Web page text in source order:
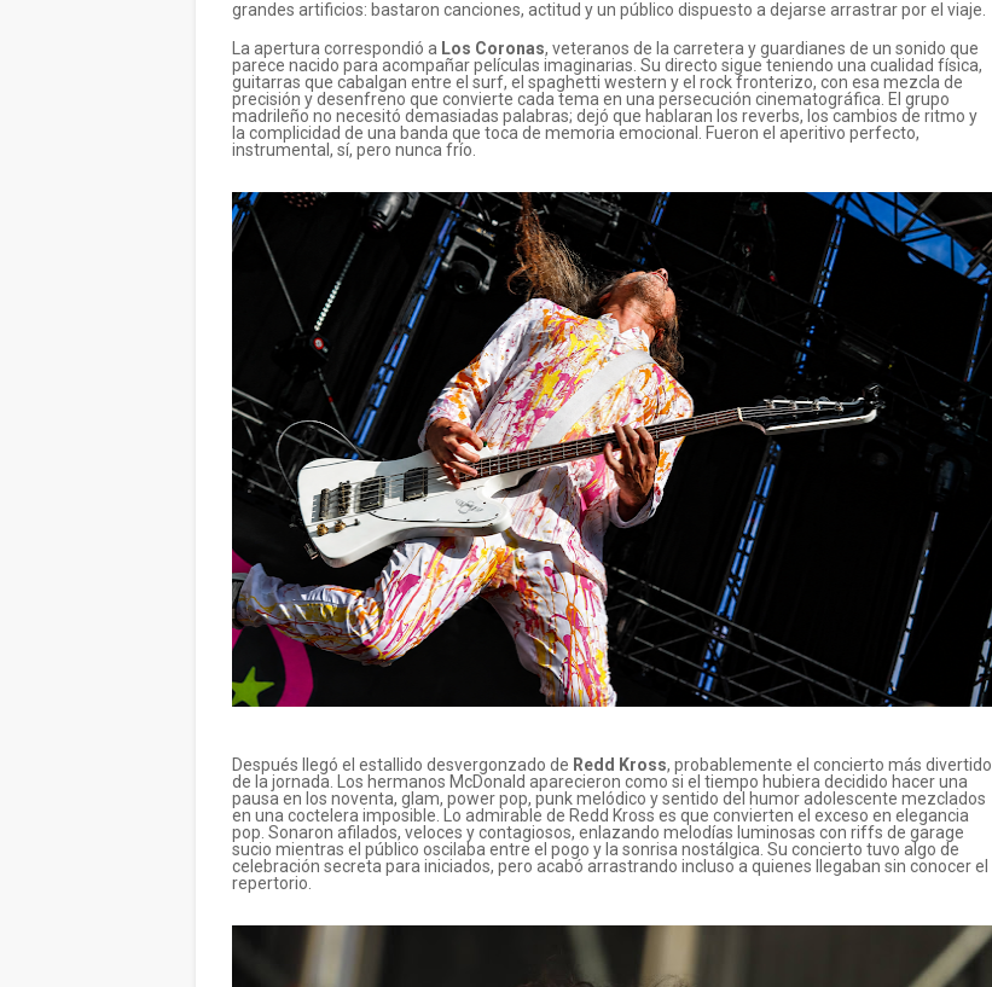
grandes artificios: bastaron canciones, actitud y un público dispuesto a dejarse arrastrar por el viaje.
La apertura correspondió a Los Coronas, veteranos de la carretera y guardianes de un sonido que
parece nacido para acompañar películas imaginarias. Su directo sigue teniendo una cualidad física,
guitarras que cabalgan entre el surf, el spaghetti western y el rock fronterizo, con esa mezcla de
precisión y desenfreno que convierte cada tema en una persecución cinematográfica. El grupo
madrileño no necesitó demasiadas palabras; dejó que hablaran los reverbs, los cambios de ritmo y
la complicidad de una banda que toca de memoria emocional. Fueron el aperitivo perfecto,
instrumental, sí, pero nunca frío.
Después llegó el estallido desvergonzado de Redd Kross, probablemente el concierto más divertido
de la jornada. Los hermanos McDonald aparecieron como si el tiempo hubiera decidido hacer una
pausa en los noventa, glam, power pop, punk melódico y sentido del humor adolescente mezclados
en una coctelera imposible. Lo admirable de Redd Kross es que convierten el exceso en elegancia
pop. Sonaron afilados, veloces y contagiosos, enlazando melodías luminosas con riffs de garage
sucio mientras el público oscilaba entre el pogo y la sonrisa nostálgica. Su concierto tuvo algo de
celebración secreta para iniciados, pero acabó arrastrando incluso a quienes llegaban sin conocer el
repertorio.